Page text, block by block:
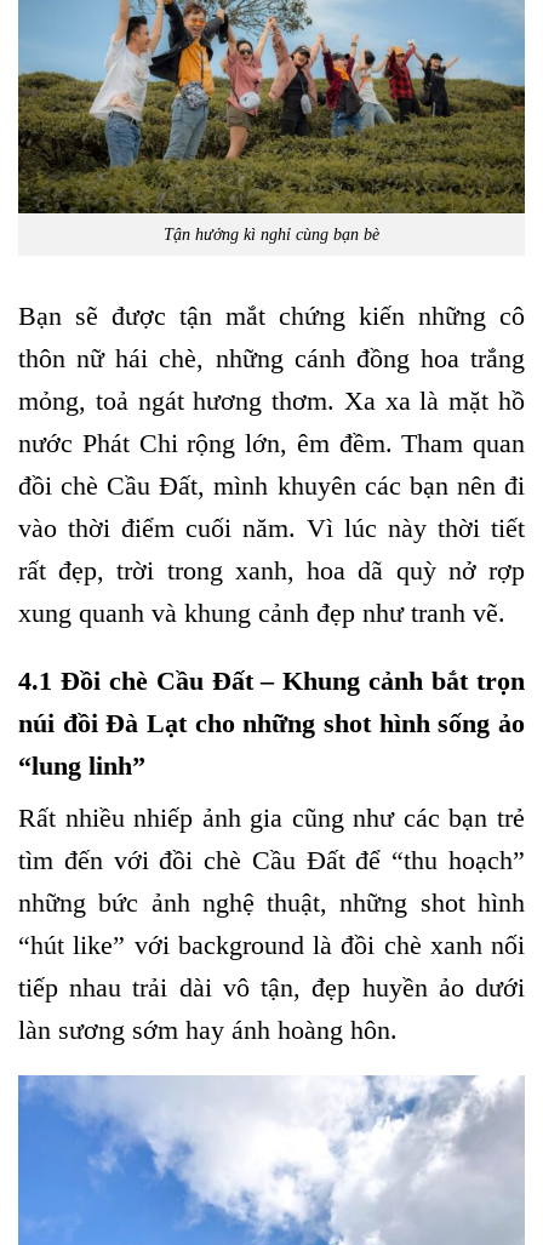
Tận hưởng kì nghỉ cùng bạn bè
Bạn sẽ được tận mắt chứng kiến những cô
thôn nữ hái chè, những cánh đồng hoa trắng
mỏng, toả ngát hương thơm. Xa xa là mặt hồ
nước Phát Chi rộng lớn, êm đềm. Tham quan
đồi chè Cầu Đất, mình khuyên các bạn nên đi
vào thời điểm cuối năm. Vì lúc này thời tiết
rất đẹp, trời trong xanh, hoa dã quỳ nở rợp
xung quanh và khung cảnh đẹp như tranh vẽ.
4.1 Đồi chè Cầu Đất – Khung cảnh bắt trọn
núi đồi Đà Lạt cho những shot hình sống ảo
“lung linh”
Rất nhiều nhiếp ảnh gia cũng như các bạn trẻ
tìm đến với đồi chè Cầu Đất để “thu hoạch”
những bức ảnh nghệ thuật, những shot hình
“hút like” với background là đồi chè xanh nối
tiếp nhau trải dài vô tận, đẹp huyền ảo dưới
làn sương sớm hay ánh hoàng hôn.